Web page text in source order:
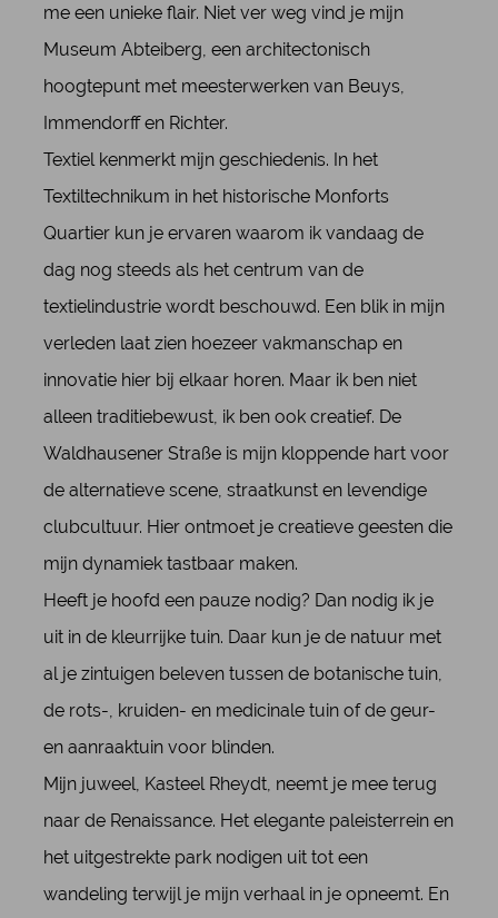
me een unieke flair. Niet ver weg vind je mijn
Museum Abteiberg, een architectonisch
hoogtepunt met meesterwerken van Beuys,
Immendorff en Richter.
Textiel kenmerkt mijn geschiedenis. In het
Textiltechnikum in het historische Monforts
Quartier kun je ervaren waarom ik vandaag de
dag nog steeds als het centrum van de
textielindustrie wordt beschouwd. Een blik in mijn
verleden laat zien hoezeer vakmanschap en
innovatie hier bij elkaar horen. Maar ik ben niet
alleen traditiebewust, ik ben ook creatief. De
Waldhausener Straße is mijn kloppende hart voor
de alternatieve scene, straatkunst en levendige
clubcultuur. Hier ontmoet je creatieve geesten die
mijn dynamiek tastbaar maken.
Heeft je hoofd een pauze nodig? Dan nodig ik je
uit in de kleurrijke tuin. Daar kun je de natuur met
al je zintuigen beleven tussen de botanische tuin,
de rots-, kruiden- en medicinale tuin of de geur-
en aanraaktuin voor blinden.
Mijn juweel, Kasteel Rheydt, neemt je mee terug
naar de Renaissance. Het elegante paleisterrein en
het uitgestrekte park nodigen uit tot een
wandeling terwijl je mijn verhaal in je opneemt. En